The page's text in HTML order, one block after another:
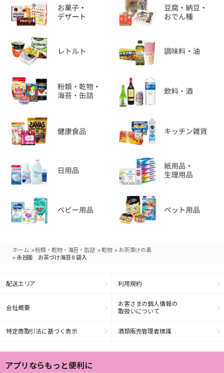
ホーム >粉類・乾物・海苔・缶詰 >乾物 > お茶漬けの素
>永谷園 お茶づけ海苔８袋入
配送エリア 利用規約
会社概要
お客さまの個人情報の
取扱いについて
特定商取引法に基づく表示 酒類販売管理者標識
アプリならもっと便利に